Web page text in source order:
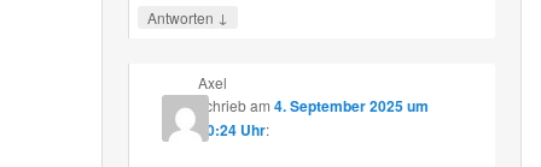
Antworten ↓
Axel
schriebam 4. September 2025 um
10:24 Uhr: